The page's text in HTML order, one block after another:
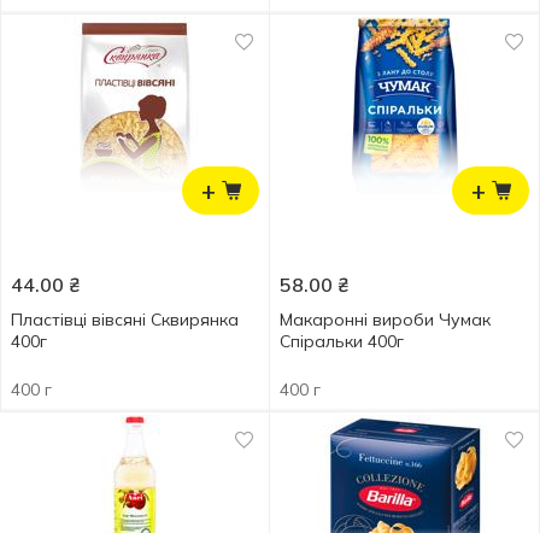
+
44.00 ₴
Пластівці вівсяні Сквирянка
400г
400 г
+
58.00 ₴
Макаронні вироби Чумак
Спіральки 400г
400 г